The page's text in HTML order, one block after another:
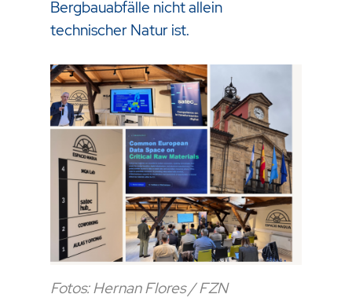
Bergbauabfälle nicht allein
technischer Natur ist.
Fotos: Hernan Flores / FZN